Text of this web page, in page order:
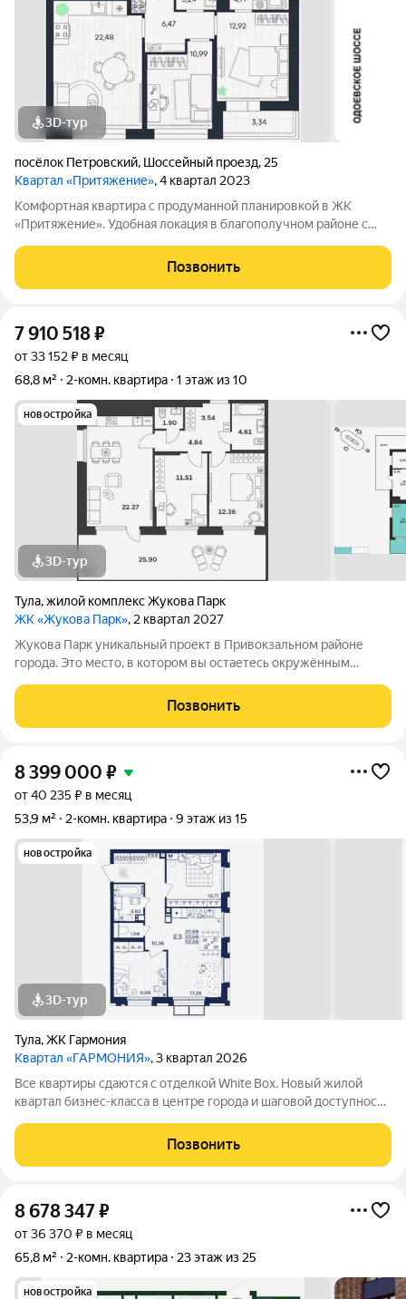
3D-тур
посёлок Петровский, Шоссейный проезд, 25
Квартал «Притяжение», 4 квартал 2023
Комфортная квартира с продуманной планировкой в ЖК
«Притяжение». Удобная локация в благополучном районе с
Рядом с домом остановка общественного транспорта - вы
быстро доберетесь в любую точку
Позвонить
7 910 518₽
от 33 152 ₽ в месяц
68,8 м²
2-комн. квартира 1 этаж из 10
новостройка
3D-тур
Тула,жилой комплекс Жукова Парк
ЖК «Жукова Парк», 2 квартал 2027
Жукова Парк уникальный проект в Привокзальном районе
города. Это место, в котором вы остаетесь окружённым
города связывает Одоевское шоссе, в перспективе новая
дорога, проходящая к улице Маршала
Позвонить
8 399 000 ₽
от 40 235 ₽ в месяц
53,9 м²
2-комн. квартира 9 этаж из 15
новостройка
3D-тур
Тула,ЖК Гармония
Квартал «ГАРМОНИЯ», 3 квартал 2026
Все квартиры сдаются с отделкой White Box. Новый жилой
квартал бизнес-класса в центре города и шаговой доступности
паркинг, собственная набережная и множество прогулочных
зон, современные площадки
Позвонить
8 678 347₽
от 36 370 ₽ в месяц
65,8 м²
2-комн. квартира 23 этаж из 25
новостройка